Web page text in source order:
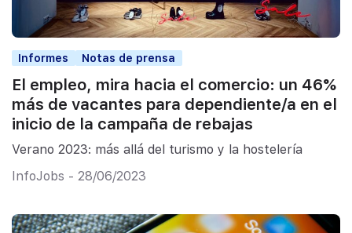
Informes Notas de prensa
El empleo, mira hacia el comercio: un 46%
más de vacantes para dependiente/a en el
inicio de la campaña de rebajas
Verano 2023: más allá del turismo y la hostelería
InfoJobs - 28/06/2023